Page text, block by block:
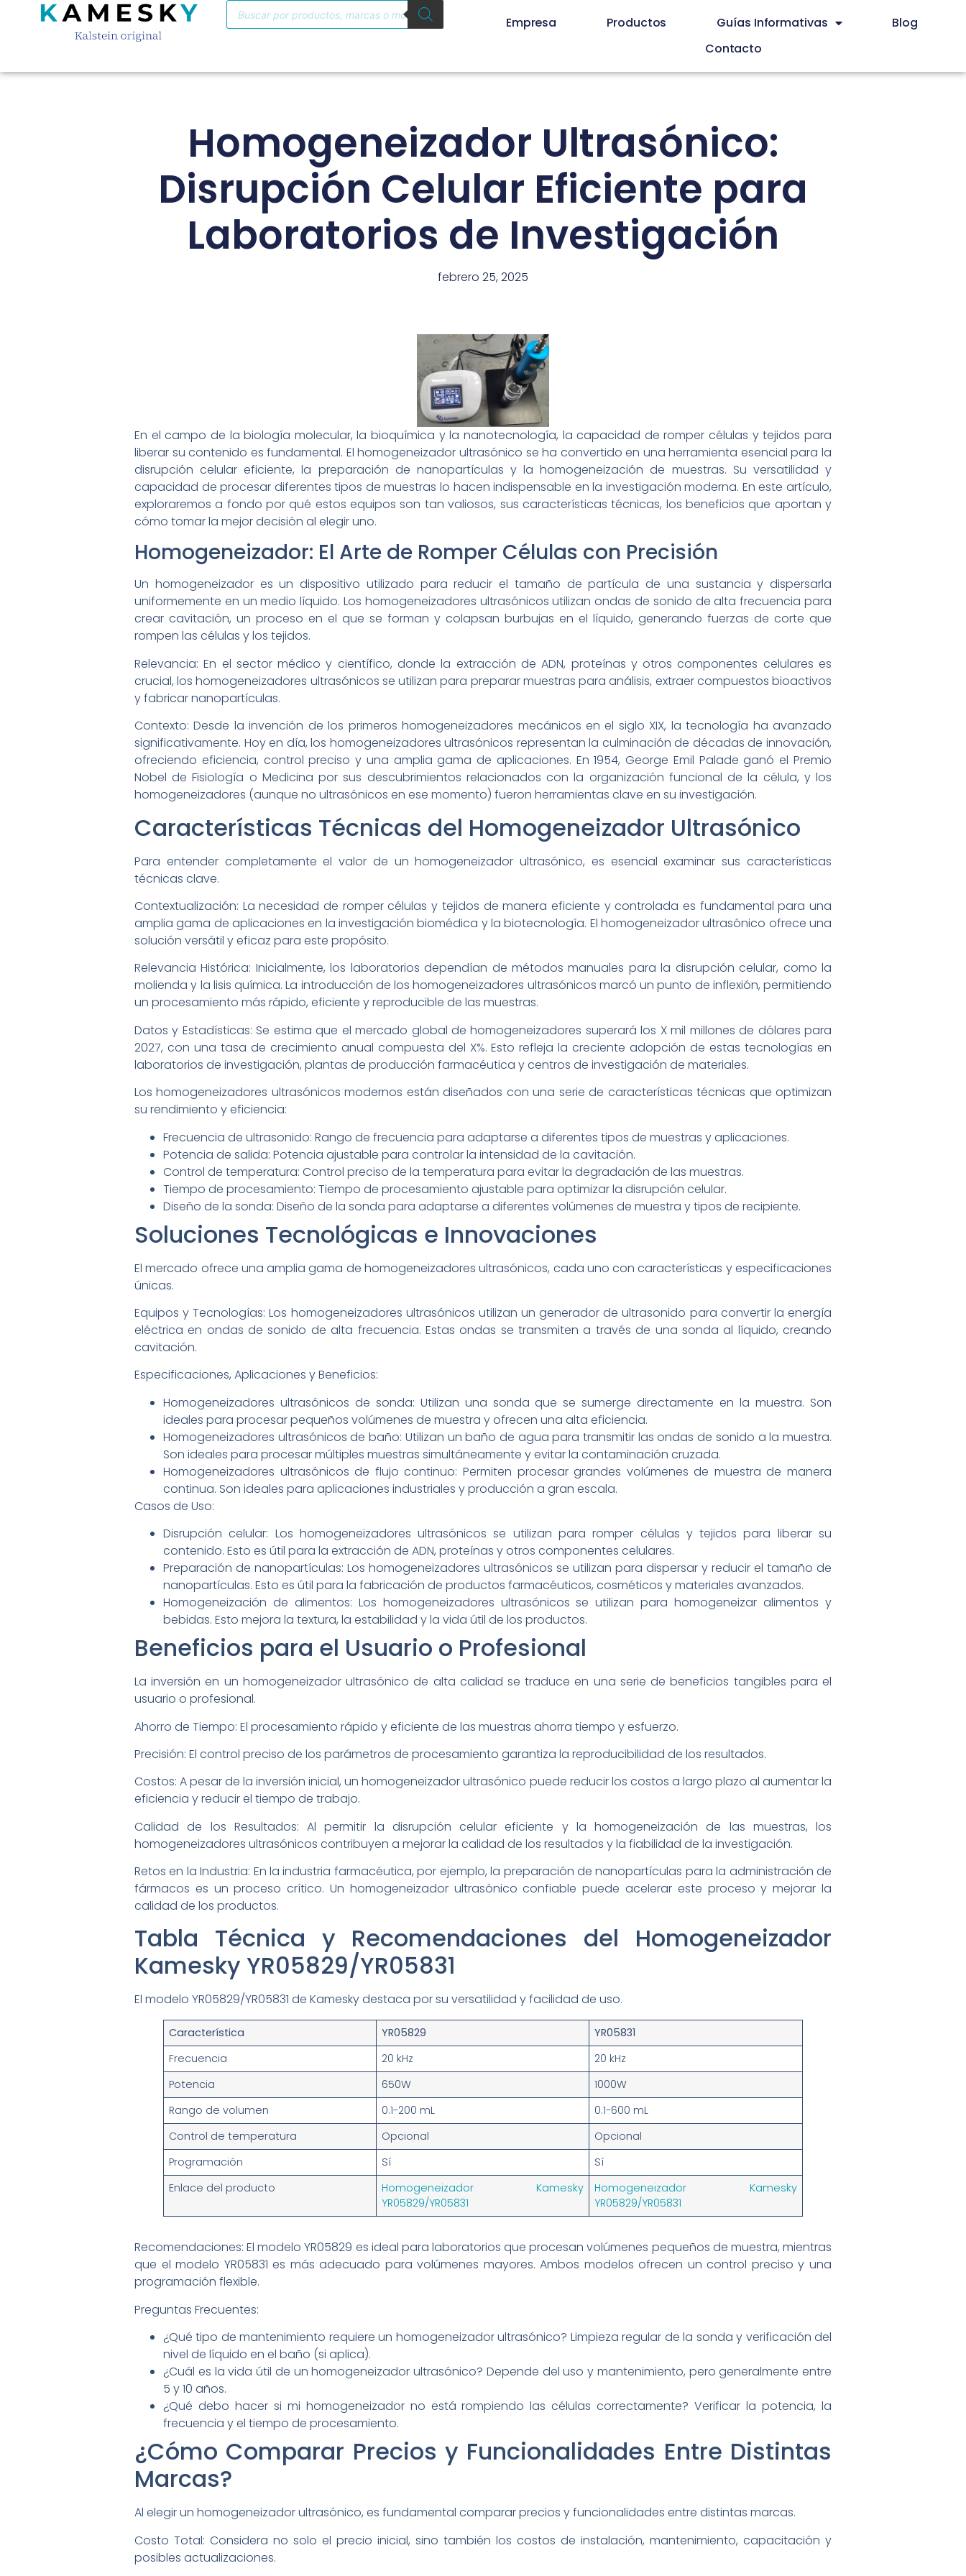
Empresa Productos Guías Informativas
Blog
Contacto
Homogeneizador Ultrasónico:
Disrupción Celular Eficiente para
Laboratorios de Investigación
febrero 25, 2025
En el campo de la biología molecular, la bioquímica y la nanotecnología, la capacidad de romper células y tejidos para
liberar su contenido es fundamental. El homogeneizador ultrasónico se ha convertido en una herramienta esencial para la
disrupción celular eficiente, la preparación de nanopartículas y la homogeneización de muestras. Su versatilidad y
capacidad de procesar diferentes tipos de muestras lo hacen indispensable en la investigación moderna. En este artículo,
exploraremos a fondo por qué estos equipos son tan valiosos, sus características técnicas, los beneficios que aportan y
cómo tomar la mejor decisión al elegir uno.
Homogeneizador: El Arte de Romper Células con Precisión
Un homogeneizador es un dispositivo utilizado para reducir el tamaño de partícula de una sustancia y dispersarla
uniformemente en un medio líquido. Los homogeneizadores ultrasónicos utilizan ondas de sonido de alta frecuencia para
crear cavitación, un proceso en el que se forman y colapsan burbujas en el líquido, generando fuerzas de corte que
rompen las células y los tejidos.
Relevancia: En el sector médico y científico, donde la extracción de ADN, proteínas y otros componentes celulares es
crucial, los homogeneizadores ultrasónicos se utilizan para preparar muestras para análisis, extraer compuestos bioactivos
y fabricar nanopartículas.
Contexto: Desde la invención de los primeros homogeneizadores mecánicos en el siglo XIX, la tecnología ha avanzado
significativamente. Hoy en día, los homogeneizadores ultrasónicos representan la culminación de décadas de innovación,
ofreciendo eficiencia, control preciso y una amplia gama de aplicaciones. En 1954, George Emil Palade ganó el Premio
Nobel de Fisiología o Medicina por sus descubrimientos relacionados con la organización funcional de la célula, y los
homogeneizadores (aunque no ultrasónicos en ese momento) fueron herramientas clave en su investigación.
Características Técnicas del Homogeneizador Ultrasónico
Para entender completamente el valor de un homogeneizador ultrasónico, es esencial examinar sus características
técnicas clave.
Contextualización: La necesidad de romper células y tejidos de manera eficiente y controlada es fundamental para una
amplia gama de aplicaciones en la investigación biomédica y la biotecnología. El homogeneizador ultrasónico ofrece una
solución versátil y eficaz para este propósito.
Relevancia Histórica: Inicialmente, los laboratorios dependían de métodos manuales para la disrupción celular, como la
molienda y la lisis química. La introducción de los homogeneizadores ultrasónicos marcó un punto de inflexión, permitiendo
un procesamiento más rápido, eficiente y reproducible de las muestras.
Datos y Estadísticas: Se estima que el mercado global de homogeneizadores superará los X mil millones de dólares para
2027, con una tasa de crecimiento anual compuesta del X%. Esto refleja la creciente adopción de estas tecnologías en
laboratorios de investigación, plantas de producción farmacéutica y centros de investigación de materiales.
Los homogeneizadores ultrasónicos modernos están diseñados con una serie de características técnicas que optimizan
su rendimiento y eficiencia:
Frecuencia de ultrasonido: Rango de frecuencia para adaptarse a diferentes tipos de muestras y aplicaciones.
Potencia de salida: Potencia ajustable para controlar la intensidad de la cavitación.
Control de temperatura: Control preciso de la temperatura para evitar la degradación de las muestras.
Tiempo de procesamiento: Tiempo de procesamiento ajustable para optimizar la disrupción celular.
Diseño de la sonda: Diseño de la sonda para adaptarse a diferentes volúmenes de muestra y tipos de recipiente.
Soluciones Tecnológicas e Innovaciones
El mercado ofrece una amplia gama de homogeneizadores ultrasónicos, cada uno con características y especificaciones
únicas.
Equipos y Tecnologías: Los homogeneizadores ultrasónicos utilizan un generador de ultrasonido para convertir la energía
eléctrica en ondas de sonido de alta frecuencia. Estas ondas se transmiten a través de una sonda al líquido, creando
cavitación.
Especificaciones, Aplicaciones y Beneficios:
Homogeneizadores ultrasónicos de sonda: Utilizan una sonda que se sumerge directamente en la muestra. Son
ideales para procesar pequeños volúmenes de muestra y ofrecen una alta eficiencia.
Homogeneizadores ultrasónicos de baño: Utilizan un baño de agua para transmitir las ondas de sonido a la muestra.
Son ideales para procesar múltiples muestras simultáneamente y evitar la contaminación cruzada.
Homogeneizadores ultrasónicos de flujo continuo: Permiten procesar grandes volúmenes de muestra de manera
continua. Son ideales para aplicaciones industriales y producción a gran escala.
Casos de Uso:
Disrupción celular: Los homogeneizadores ultrasónicos se utilizan para romper células y tejidos para liberar su
contenido. Esto es útil para la extracción de ADN, proteínas y otros componentes celulares.
Preparación de nanopartículas: Los homogeneizadores ultrasónicos se utilizan para dispersar y reducir el tamaño de
nanopartículas. Esto es útil para la fabricación de productos farmacéuticos, cosméticos y materiales avanzados.
Homogeneización de alimentos: Los homogeneizadores ultrasónicos se utilizan para homogeneizar alimentos y
bebidas. Esto mejora la textura, la estabilidad y la vida útil de los productos.
Beneficios para el Usuario o Profesional
La inversión en un homogeneizador ultrasónico de alta calidad se traduce en una serie de beneficios tangibles para el
usuario o profesional.
Ahorro de Tiempo: El procesamiento rápido y eficiente de las muestras ahorra tiempo y esfuerzo.
Precisión: El control preciso de los parámetros de procesamiento garantiza la reproducibilidad de los resultados.
Costos: A pesar de la inversión inicial, un homogeneizador ultrasónico puede reducir los costos a largo plazo al aumentar la
eficiencia y reducir el tiempo de trabajo.
Calidad de los Resultados: Al permitir la disrupción celular eficiente y la homogeneización de las muestras, los
homogeneizadores ultrasónicos contribuyen a mejorar la calidad de los resultados y la fiabilidad de la investigación.
Retos en la Industria: En la industria farmacéutica, por ejemplo, la preparación de nanopartículas para la administración de
fármacos es un proceso crítico. Un homogeneizador ultrasónico confiable puede acelerar este proceso y mejorar la
calidad de los productos.
Tabla Técnica y Recomendaciones del Homogeneizador
Kamesky YR05829/YR05831
El modelo YR05829/YR05831 de Kamesky destaca por su versatilidad y facilidad de uso.
Característica YR05829
YR05831
Frecuencia
20 kHz
20 kHz
Potencia
650W
1000W
Rango de volumen
0.1-200 mL
0.1-600 mL
Control de temperatura
Opcional
Opcional
Programación
Sí
Sí
Enlace del producto
Homogeneizador Kamesky
YR05829/YR05831
Homogeneizador Kamesky
YR05829/YR05831
Recomendaciones: El modelo YR05829 es ideal para laboratorios que procesan volúmenes pequeños de muestra, mientras
que el modelo YR05831 es más adecuado para volúmenes mayores. Ambos modelos ofrecen un control preciso y una
programación flexible.
Preguntas Frecuentes:
¿Qué tipo de mantenimiento requiere un homogeneizador ultrasónico? Limpieza regular de la sonda y verificación del
nivel de líquido en el baño (si aplica).
¿Cuál es la vida útil de un homogeneizador ultrasónico? Depende del uso y mantenimiento, pero generalmente entre
5 y 10 años.
¿Qué debo hacer si mi homogeneizador no está rompiendo las células correctamente? Verificar la potencia, la
frecuencia y el tiempo de procesamiento.
¿Cómo Comparar Precios y Funcionalidades Entre Distintas
Marcas?
Al elegir un homogeneizador ultrasónico, es fundamental comparar precios y funcionalidades entre distintas marcas.
Costo Total: Considera no solo el precio inicial, sino también los costos de instalación, mantenimiento, capacitación y
posibles actualizaciones.